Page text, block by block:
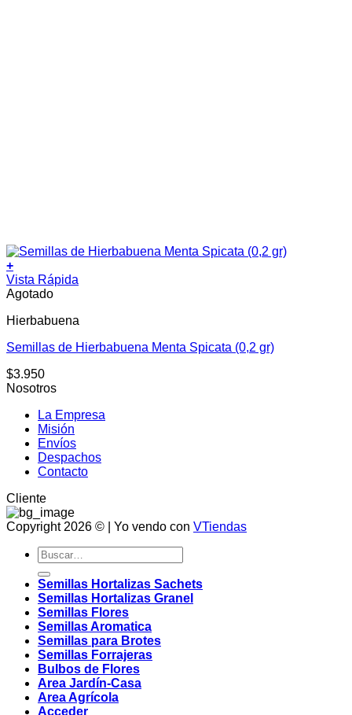
+
Vista Rápida
Agotado
Hierbabuena
Semillas de Hierbabuena Menta Spicata (0,2 gr)
$3.950
Nosotros
La Empresa
Misión
Envíos
Despachos
Contacto
Cliente
Copyright 2026 © | Yo vendo con VTiendas
Buscar
por:
Semillas Hortalizas Sachets
Semillas Hortalizas Granel
Semillas Flores
Semillas Aromatica
Semillas para Brotes
Semillas Forrajeras
Bulbos de Flores
Area Jardín-Casa
Area Agrícola
Acceder